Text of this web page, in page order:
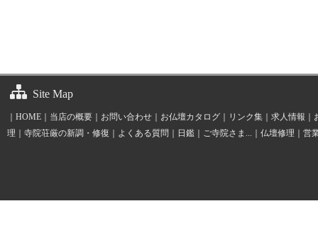
Site Map
HOME 当店の概要 お問い合わせ お仏壇カタログ リンク集 求人情報
理
寺院荘厳の新調・修復 よくある質問 日鑑 ご寺院さま... 仏壇修理 営